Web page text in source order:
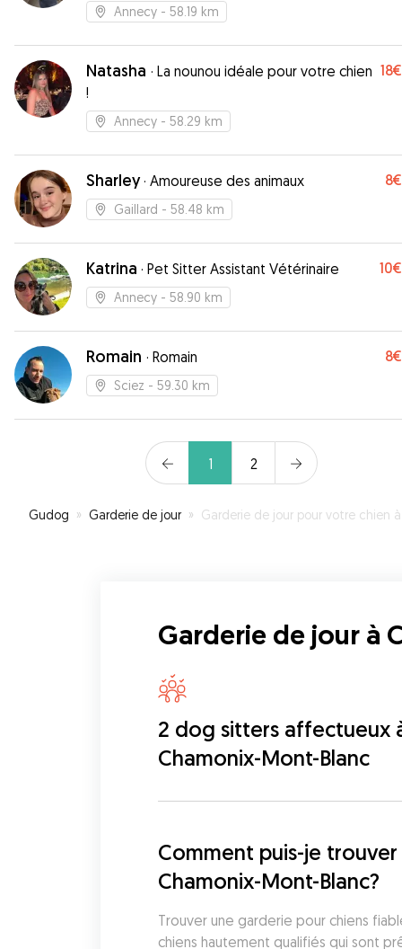
votre chien les yeux fermés, il sera comme à la
Annecy - 58.19 km
Natasha · La nounou idéale pour votre chien
!
18€
Annecy - 58.29 km
Sharley· Amoureuse des animaux 8€
Gaillard - 58.48 km
Katrina · Pet Sitter Assistant Vétérinaire 10€
Annecy - 58.90 km
Romain · Romain 8€
Sciez - 59.30 km
1 2
Gudog » Garderie de jour » Garderie de jour pour votre chien à Chamonix-Mont-Blanc
Garderie de jour à
2 dog sitters affectueux
Chamonix-Mont-Blanc
Comment puis-je
Chamonix-Mont-Blanc?
Trouver une garderie pour chiens
chiens hautement qualifiés qui sont